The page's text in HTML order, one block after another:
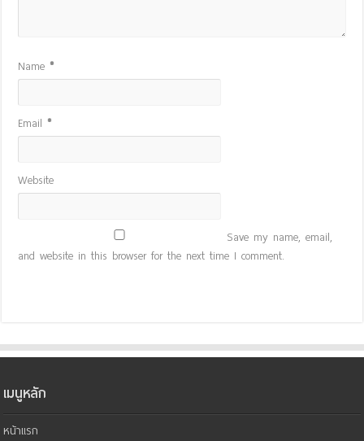
Name*
Email*
Website
Save my name, email,
and website in this browser for the next time I comment.
เมนูหลัก
หน้าแรก